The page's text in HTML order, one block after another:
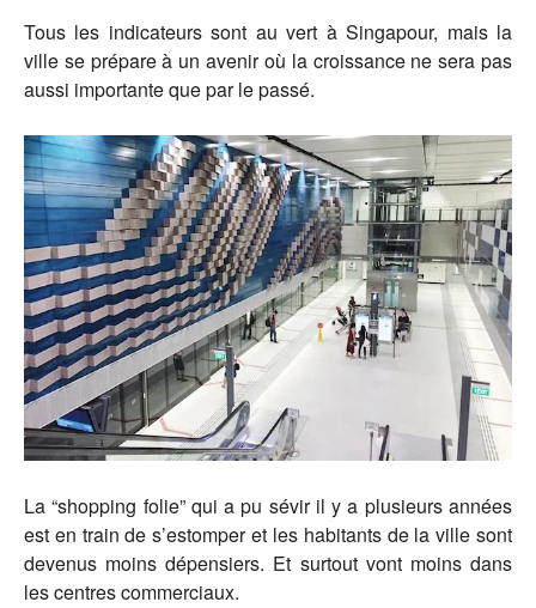
Tous les indicateurs sont au vert à Singapour, mais la
ville se prépare à un avenir où la croissance ne sera pas
aussi importante que par le passé.
La “shopping folie” qui a pu sévir il y a plusieurs années
est en train de s’estomper et les habitants de la ville sont
devenus moins dépensiers. Et surtout vont moins dans
les centres commerciaux.